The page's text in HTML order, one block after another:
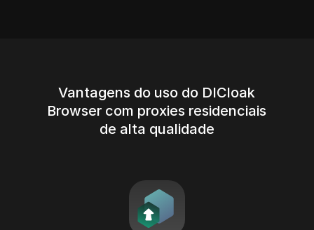
Vantagens do uso do DICloak
Browser com proxies residenciais
de alta qualidade